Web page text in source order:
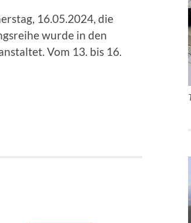
16.05.2024, die
wurde in den
Vom 13. bis 16.